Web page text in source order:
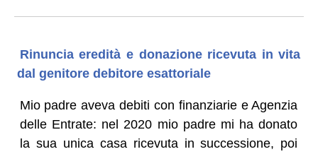
Rinuncia eredità e donazione ricevuta in vita
dal genitore debitore esattoriale
Mio padre aveva debiti con finanziarie e Agenzia
delle Entrate: nel 2020 mio padre mi ha donato
la sua unica casa ricevuta in successione, poi